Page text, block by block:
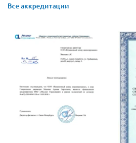
Все аккредитации